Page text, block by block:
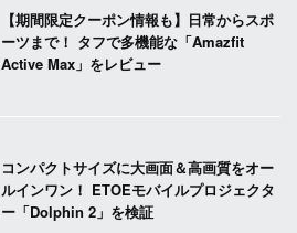
【期間限定クーポン情報も】日常からスポ
ーツまで！ タフで多機能な「Amazfit
Active Max」をレビュー
コンパクトサイズに大画面＆高画質をオー
ルインワン！ ETOEモバイルプロジェクタ
ー「Dolphin 2」を検証